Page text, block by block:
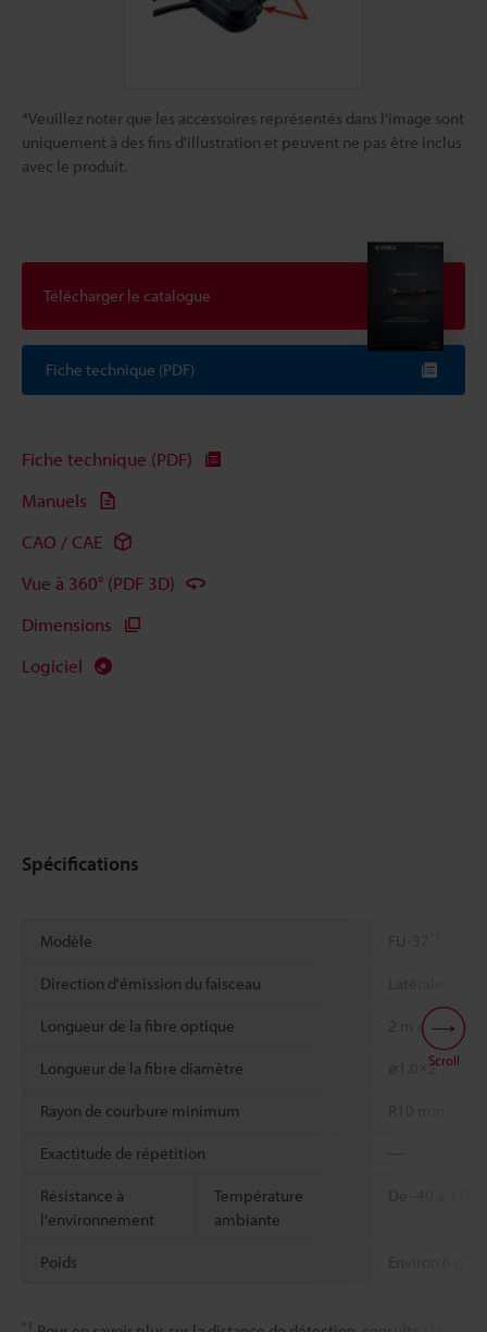
*Veuillez noter que les accessoires représentés dans l'image sont
uniquement à des fins d'illustration et peuvent ne pas être inclus
avec le produit.
Télécharger le catalogue
Fiche technique (PDF)
Fiche technique (PDF)
Manuels
CAO / CAE
Vue à 360° (PDF 3D)
Dimensions
Logiciel
Spécifications
Modèle FU-37
Direction d'émission du faisceau Latérale
Longueur de la fibre optique 2 m coupe
Longueur de la fibre diamètre ø1.0×2
Rayon de courbure minimum R10 mm
Exactitude de répétition ―
Résistance à
l'environnement
Température
ambiante
De -40 à +70
Poids Environ 6 g
*1
Scroll